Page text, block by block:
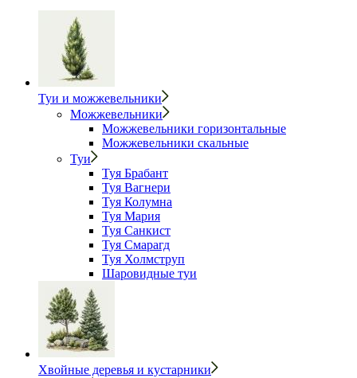
Туи и можжевельники
Можжевельники
Можжевельники горизонтальные
Можжевельники скальные
Туи
Туя Брабант
Туя Вагнери
Туя Колумна
Туя Мария
Туя Санкист
Туя Смарагд
Туя Холмструп
Шаровидные туи
Хвойные деревья и кустарники